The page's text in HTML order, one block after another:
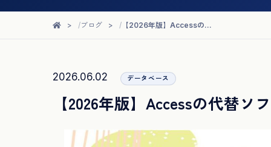
ブログ 【2026年版】Accessの代替ソフトおすすめ比較｜選び方と移行先
2026.06.02 データベース
【2026年版】Accessの代替